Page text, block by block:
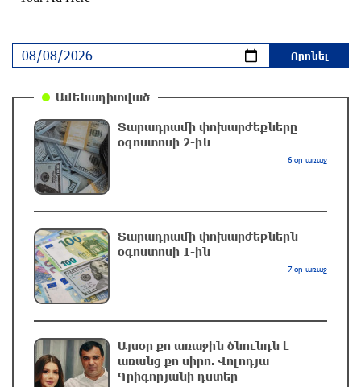
«Toyota Camry»-ն
5 ժամ առաջ
Starlink-ը Ռուսաստանի դեմ հարվшծները
կառավարելու համար
Երևանում և մարզերում էլեկտրաէներգիայի
ընդհատումներ կլինեն
Ստեփանավանում ռուս կին է փորձել
ինքնասպան լինել
6 ժամ առաջ
Ամենադիտված
Տարադրամի փոխարժեքները
օգոստոսի 2-ին
6 օր առաջ
Տարադրամի փոխարժեքներն
օգոստոսի 1-ին
7 օր առաջ
Այսօր քո առաջին ծնունդն է
առանց քո սիրո. Վոլոդյա
Գրիգորյանի դստեր